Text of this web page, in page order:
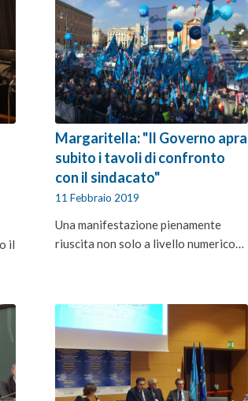
il
Margaritella: "Il Governo apra
subito i tavoli di confronto
con il sindacato"
11 Febbraio 2019
Una manifestazione pienamente
riuscita non solo a livello numerico…